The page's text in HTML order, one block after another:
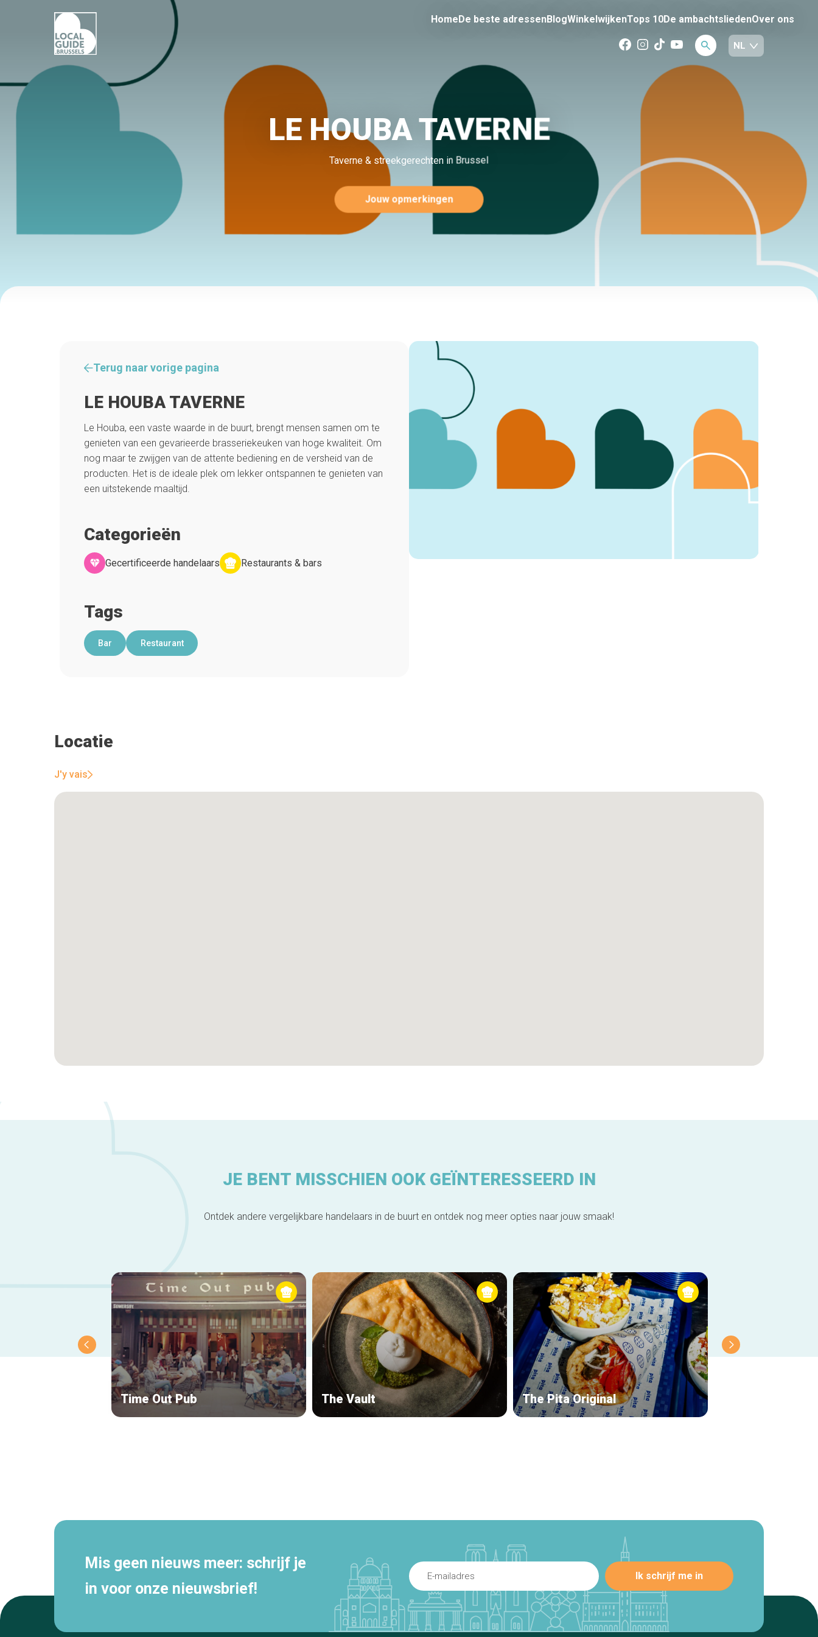
HomeDe beste adressenBlogWinkelwijkenTops 10De ambachtsliedenOver ons
LE HOUBA TAVERNE
Taverne & streekgerechten in Brussel
Jouw opmerkingen
Terug naar vorige pagina
LE HOUBA TAVERNE
Le Houba, een vaste waarde in de buurt, brengt mensen samen om te
genieten van een gevarieerde brasseriekeuken van hoge kwaliteit. Om
nog maar te zwijgen van de attente bediening en de versheid van de
producten. Het is de ideale plek om lekker ontspannen te genieten van
een uitstekende maaltijd.
Categorieën
Gecertificeerde handelaars Restaurants & bars
Tags
Bar Restaurant
Locatie
J'y vais
JE BENT MISSCHIEN OOK GEÏNTERESSEERD IN
Ontdek andere vergelijkbare handelaars in de buurt en ontdek nog meer opties naar jouw smaak!
Time Out Pub The Vault The Pita Original
Mis geen nieuws meer: schrijf je
in voor onze nieuwsbrief!